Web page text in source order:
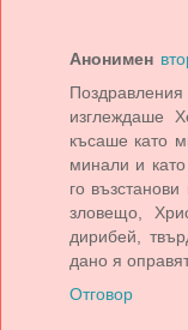
Анонимен
изглеждаше
късаше като
минали и
го
зловещо,
дирибей,
дано я
Отговор